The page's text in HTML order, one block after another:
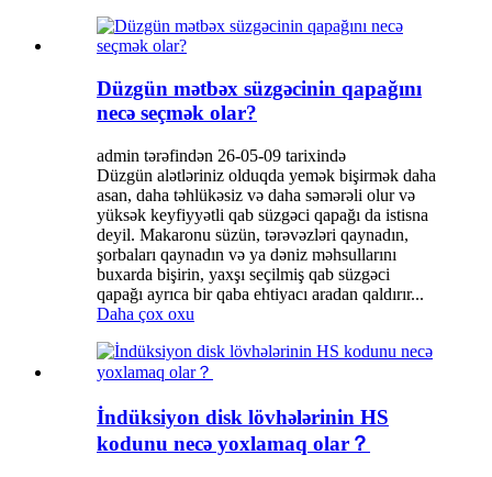
Düzgün mətbəx süzgəcinin qapağını
necə seçmək olar?
admin tərəfindən 26-05-09 tarixində
Düzgün alətləriniz olduqda yemək bişirmək daha
asan, daha təhlükəsiz və daha səmərəli olur və
yüksək keyfiyyətli qab süzgəci qapağı da istisna
deyil. Makaronu süzün, tərəvəzləri qaynadın,
şorbaları qaynadın və ya dəniz məhsullarını
buxarda bişirin, yaxşı seçilmiş qab süzgəci
qapağı ayrıca bir qaba ehtiyacı aradan qaldırır...
Daha çox oxu
İndüksiyon disk lövhələrinin HS
kodunu necə yoxlamaq olar？